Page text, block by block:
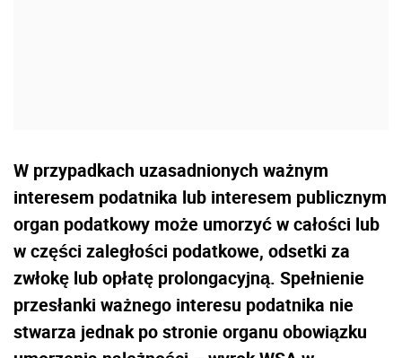
W przypadkach uzasadnionych ważnym
interesem podatnika lub interesem publicznym
organ podatkowy może umorzyć w całości lub
w części zaległości podatkowe, odsetki za
zwłokę lub opłatę prolongacyjną. Spełnienie
przesłanki ważnego interesu podatnika nie
stwarza jednak po stronie organu obowiązku